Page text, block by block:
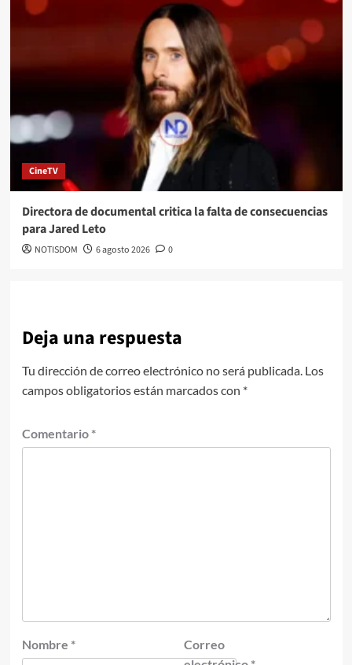
CineTV
Directora de documental critica la falta de consecuencias
para Jared Leto
NOTISDOM 6 agosto 2026 0
Deja una respuesta
Tu dirección de correo electrónico no será publicada. Los
campos obligatorios están marcados con *
Comentario *
Nombre *
Correo